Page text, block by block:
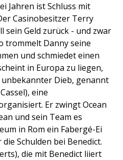
Jahren ist Schluss mit
Casinobesitzer Terry
sein Geld zurück - und zwar
trommelt Danny seine
und schmiedet einen
in Europa zu liegen,
Dieb, genannt
eine
Er zwingt Ocean
und sein Team es
in Rom ein Fabergé-Ei
Schulden bei Benedict.
die mit Benedict liiert